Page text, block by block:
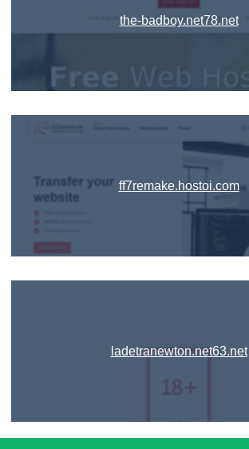
the-badboy.net78.net
ff7remake.hostoi.com
ladetranewton.net63.net